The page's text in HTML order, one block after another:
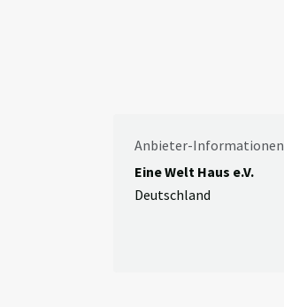
Anbieter-Informationen
Eine Welt Haus e.V.
Deutschland